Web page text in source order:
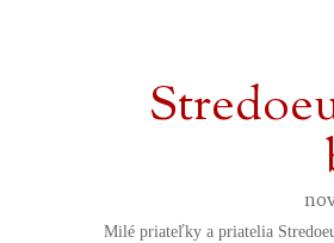
Milé priateľky a priatelia